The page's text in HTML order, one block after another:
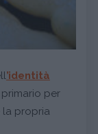
’identità
per
la propria